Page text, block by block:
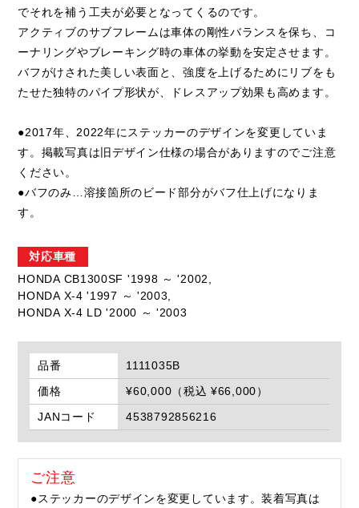
でそれを補う工夫が必要となってくるのです。
アクティブのサブフレームは車体の剛性バランスを保ち、コ
ーナリングやブレーキング時の車体の挙動を安定させます。
バフがけされた美しい表面と、強度を上げるためにリブをも
たせた独特のパイプ形状が、ドレスアップ効果も高めます。
●2017年、2022年にステッカーのデザインを変更していま
す。掲載写真は旧デザイン仕様の場合がありますのでご注意
ください。
●バフのみ…溶接箇所のビード部分がバフ仕上げになりま
す。
対応車種
HONDA CB1300SF '1998 ～ '2002,
HONDA X-4 '1997 ～ '2003,
HONDA X-4 LD '2000 ～ '2003
品番
1111035B
価格
¥60,000（税込 ¥66,000）
JANコード
4538792856216
ご注意
●ステッカーのデザインを変更しています。装着写真は